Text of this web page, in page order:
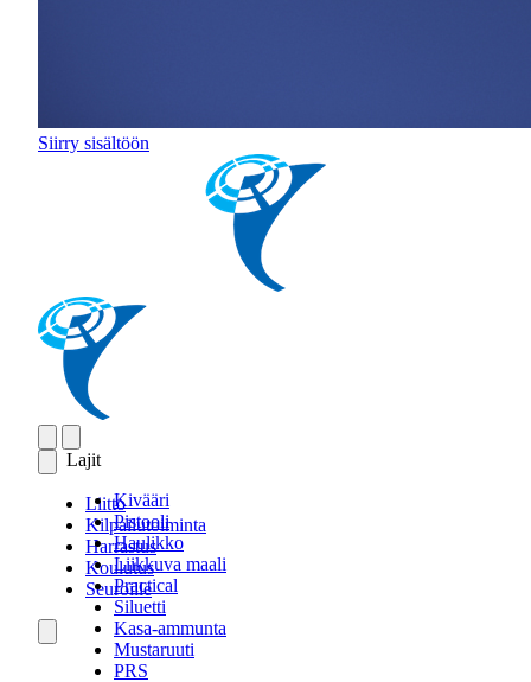
Siirry sisältöön
Lajit
Kivääri
Pistooli
Haulikko
Liikkuva maali
Practical
Siluetti
Kasa-ammunta
Mustaruuti
PRS
Liitto
Kilpailutoiminta
Harrastus
Koulutus
Seuroille